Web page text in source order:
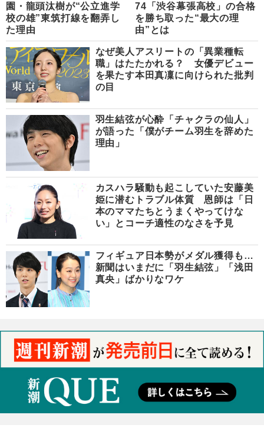
園・龍頭汰樹が“公立進学
校の雄”東筑打線を翻弄し
た理由
74「渋谷幕張高校」の合格
を勝ち取った“最大の理
由”とは
なぜ美人アスリートの「異業種転
職」はたたかれる？ 女優デビュー
を果たす本田真凜に向けられた批判
の目
羽生結弦が心酔「チャクラの仙人」
が語った「僕がチーム羽生を辞めた
理由」
カスハラ騒動も起こしていた安藤美
姫に潜むトラブル体質 恩師は「日
本のママたちとうまくやってけな
い」とコーチ適性のなさを予見
フィギュア日本勢がメダル獲得も…
新聞はいまだに「羽生結弦」「浅田
真央」ばかりなワケ